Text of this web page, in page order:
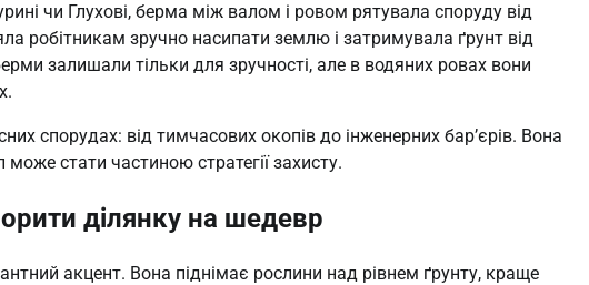
чи Глухові, берма між валом і ровом рятувала споруду від
робітникам зручно насипати землю і затримувала ґрунт від
залишали тільки для зручності, але в водяних ровах вони
спорудах: від тимчасових окопів до інженерних бар’єрів. Вона
стати частиною стратегії захисту.
ділянку на шедевр
акцент. Вона піднімає рослини над рівнем ґрунту, краще